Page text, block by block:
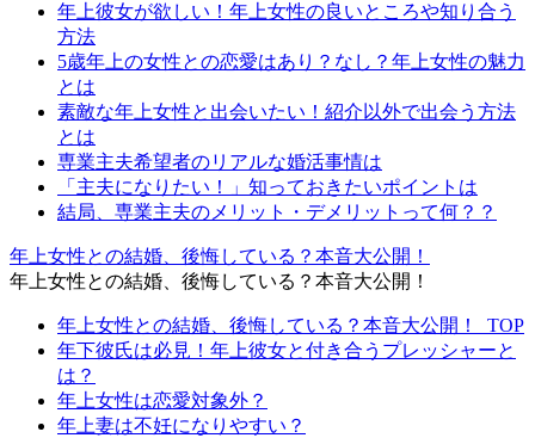
年上彼女が欲しい！年上女性の良いところや知り合う
方法
5歳年上の女性との恋愛はあり？なし？年上女性の魅力
とは
素敵な年上女性と出会いたい！紹介以外で出会う方法
とは
専業主夫希望者のリアルな婚活事情は
「主夫になりたい！」知っておきたいポイントは
結局、専業主夫のメリット・デメリットって何？？
年上女性との結婚、後悔している？本音大公開！
年上女性との結婚、後悔している？本音大公開！
年上女性との結婚、後悔している？本音大公開！_TOP
年下彼氏は必見！年上彼女と付き合うプレッシャーと
は？
年上女性は恋愛対象外？
年上妻は不妊になりやすい？